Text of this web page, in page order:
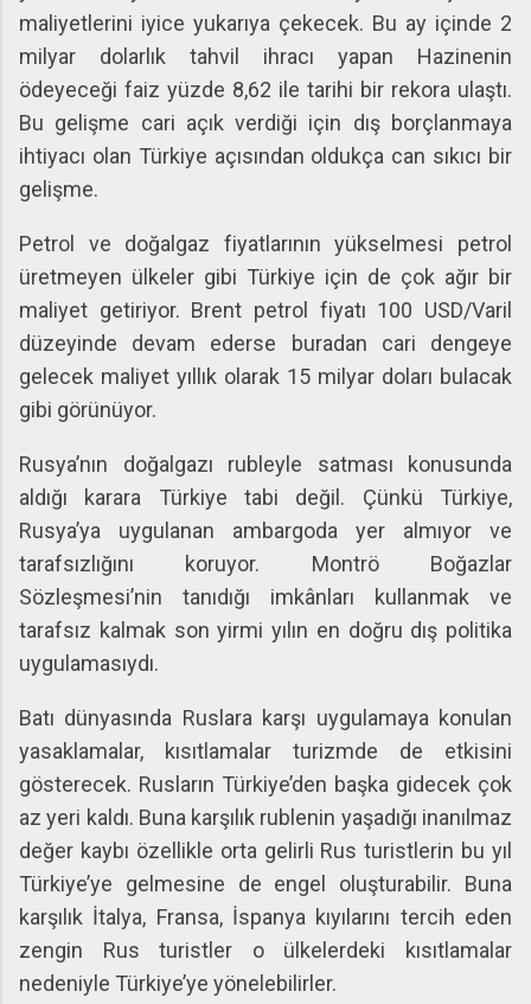
maliyetlerini iyice yukarıya çekecek. Bu ay içinde 2
milyar dolarlık tahvil ihracı yapan Hazinenin
ödeyeceği faiz yüzde 8,62 ile tarihi bir rekora ulaştı.
Bu gelişme cari açık verdiği için dış borçlanmaya
ihtiyacı olan Türkiye açısından oldukça can sıkıcı bir
gelişme.
Petrol ve doğalgaz fiyatlarının yükselmesi petrol
üretmeyen ülkeler gibi Türkiye için de çok ağır bir
maliyet getiriyor. Brent petrol fiyatı 100 USD/Varil
düzeyinde devam ederse buradan cari dengeye
gelecek maliyet yıllık olarak 15 milyar doları bulacak
gibi görünüyor.
Rusya’nın doğalgazı rubleyle satması konusunda
aldığı karara Türkiye tabi değil. Çünkü Türkiye,
Rusya’ya uygulanan ambargoda yer almıyor ve
tarafsızlığını koruyor. Montrö Boğazlar
Sözleşmesi’nin tanıdığı imkânları kullanmak ve
tarafsız kalmak son yirmi yılın en doğru dış politika
uygulamasıydı.
Batı dünyasında Ruslara karşı uygulamaya konulan
yasaklamalar, kısıtlamalar turizmde de etkisini
gösterecek. Rusların Türkiye’den başka gidecek çok
az yeri kaldı. Buna karşılık rublenin yaşadığı inanılmaz
değer kaybı özellikle orta gelirli Rus turistlerin bu yıl
Türkiye’ye gelmesine de engel oluşturabilir. Buna
karşılık İtalya, Fransa, İspanya kıyılarını tercih eden
zengin Rus turistler o ülkelerdeki kısıtlamalar
nedeniyle Türkiye’ye yönelebilirler.